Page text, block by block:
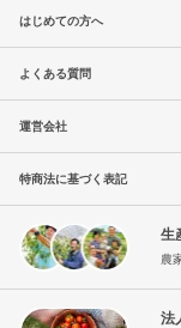
はじめての方へ
よくある質問
運営会社
特商法に基づく表記
生
農
法